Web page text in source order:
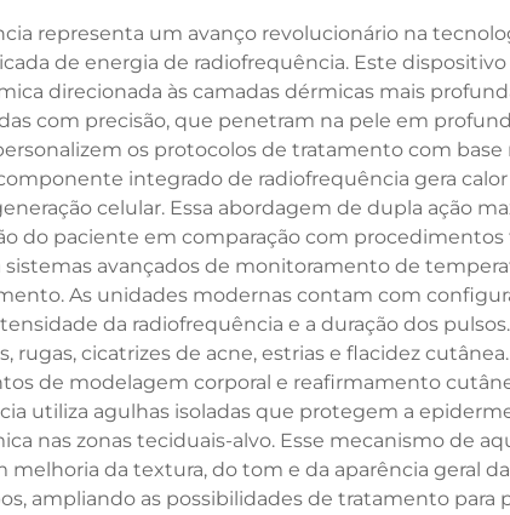
representa um avanço revolucionário na
de energia de radiofrequência. Este
direcionada às camadas dérmicas mais
com precisão, que penetram na pele em
os protocolos de tratamento com
integrado de radiofrequência gera
celular. Essa abordagem de dupla ação
do paciente em comparação com procedimentos
avançados de monitoramento de
As unidades modernas contam com
da radiofrequência e a duração dos
cicatrizes de acne, estrias e flacidez
de modelagem corporal e reafirmamento
utiliza agulhas isoladas que protegem a
nas zonas teciduais-alvo. Esse mecanismo de
da textura, do tom e da aparência geral
ampliando as possibilidades de tratamento para